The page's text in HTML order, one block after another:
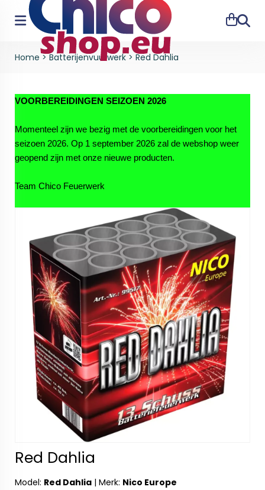
Home >Batterijenvuurwerk> Red Dahlia
VOORBEREIDINGEN SEIZOEN 2026
Momenteel zijn we bezig met de voorbereidingen voor het
seizoen 2026. Op 1 september 2026 zal de webshop weer
geopend zijn met onze nieuwe producten.
Team Chico Feuerwerk
Red Dahlia
Model: Red Dahlia | Merk: Nico Europe